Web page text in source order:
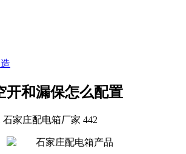
开和漏保怎么配置
石家庄配电箱厂家 442